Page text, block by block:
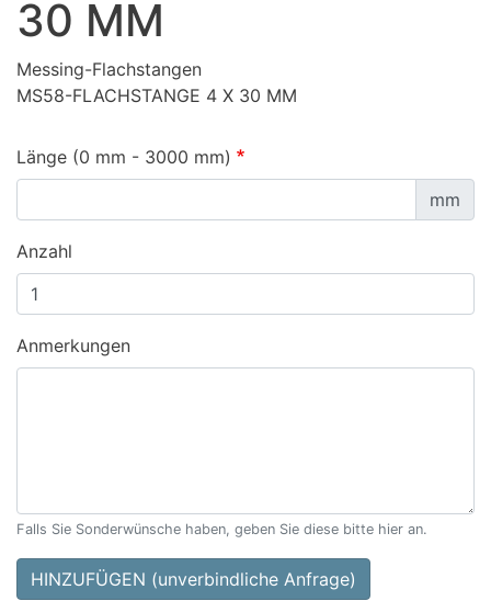
30 MM
Messing-Flachstangen
MS58-FLACHSTANGE 4 X 30 MM
Länge (0 mm - 3000 mm)
mm
Anzahl
Anmerkungen
Falls Sie Sonderwünsche haben, geben Sie diese bitte hier an.
HINZUFÜGEN (unverbindliche Anfrage)